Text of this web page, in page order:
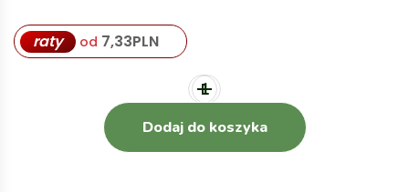
raty od 7,33PLN
Dodaj do koszyka